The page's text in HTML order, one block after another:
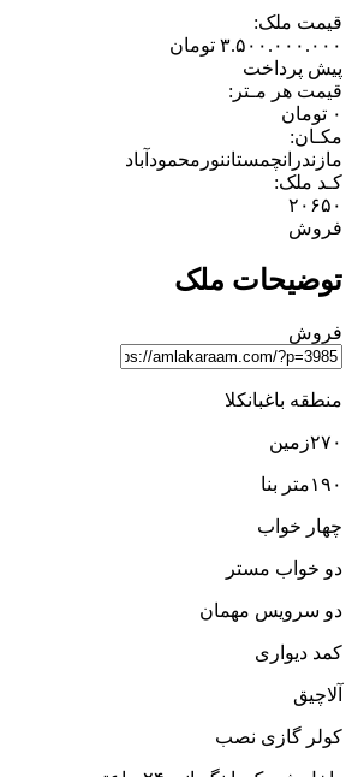
قیمت ملک:
۳.۵۰۰.۰۰۰.۰۰۰ تومان
پیش پرداخت
قیمت هر مـتر:
۰ تومان
مکـان:
مازندرانچمستاننور محمودآباد
کـد ملک:
۲۰۶۵۰
فروش
توضیحات ملک
فروش
منطقه باغبانکلا
۲۷۰زمین
۱۹۰متر بنا
چهار خواب
دو خواب مستر
دو سرویس مهمان
کمد دیواری
آلاچیق
کولر گازی نصب